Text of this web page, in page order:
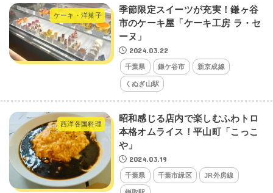
ケーキ・洋菓子
季節限定スイーツが充実！鎌ヶ谷
市のケーキ屋「ケーキ工房 ラ・セ
ーヌ」
2024.03.22
千葉県 鎌ケ谷市 新京成線
くぬぎ山駅
西洋各国料理
昭和感じる店内で楽しむふわトロ
本格オムライス！平山町「こっこ
や」
2024.03.19
千葉県 千葉市緑区 JR外房線